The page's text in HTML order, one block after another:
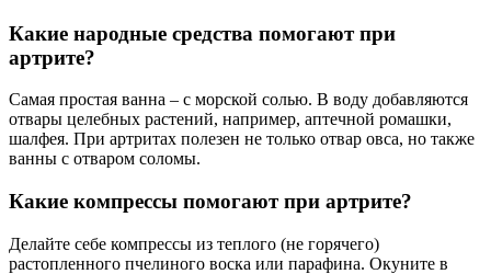
Какие народные средства помогают при
артрите?
Самая простая ванна – с морской солью. В воду добавляются
отвары целебных растений, например, аптечной ромашки,
шалфея. При артритах полезен не только отвар овса, но также
ванны с отваром соломы.
Какие компрессы помогают при артрите?
Делайте себе компрессы из теплого (не горячего)
растопленного пчелиного воска или парафина. Окуните в